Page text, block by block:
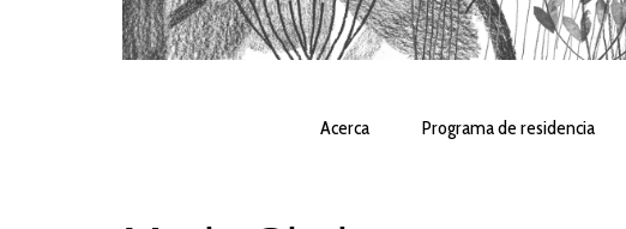
Acerca Programa de residencia